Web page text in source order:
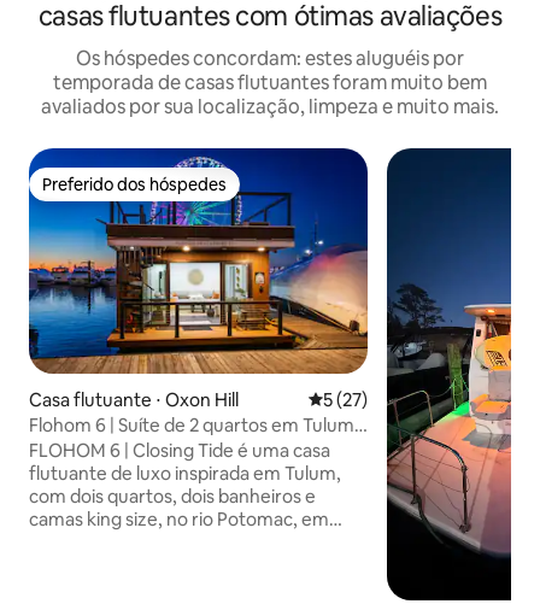
casas flutuantes com ótimas avaliações
Os hóspedes concordam: estes aluguéis por
temporada de casas flutuantes foram muito bem
avaliados por sua localização, limpeza e muito mais.
Preferido dos hóspedes
Preferido dos hóspedes
Casa flutuante ⋅ Oxon Hill 5 de uma avaliação média
5 (27)
Flohom 6 | Suíte de 2 quartos em Tulum •
National Harbor
FLOHOM 6 | Closing Tide é uma casa
flutuante de luxo inspirada em Tulum,
com dois quartos, dois banheiros e
camas king size, no rio Potomac, em